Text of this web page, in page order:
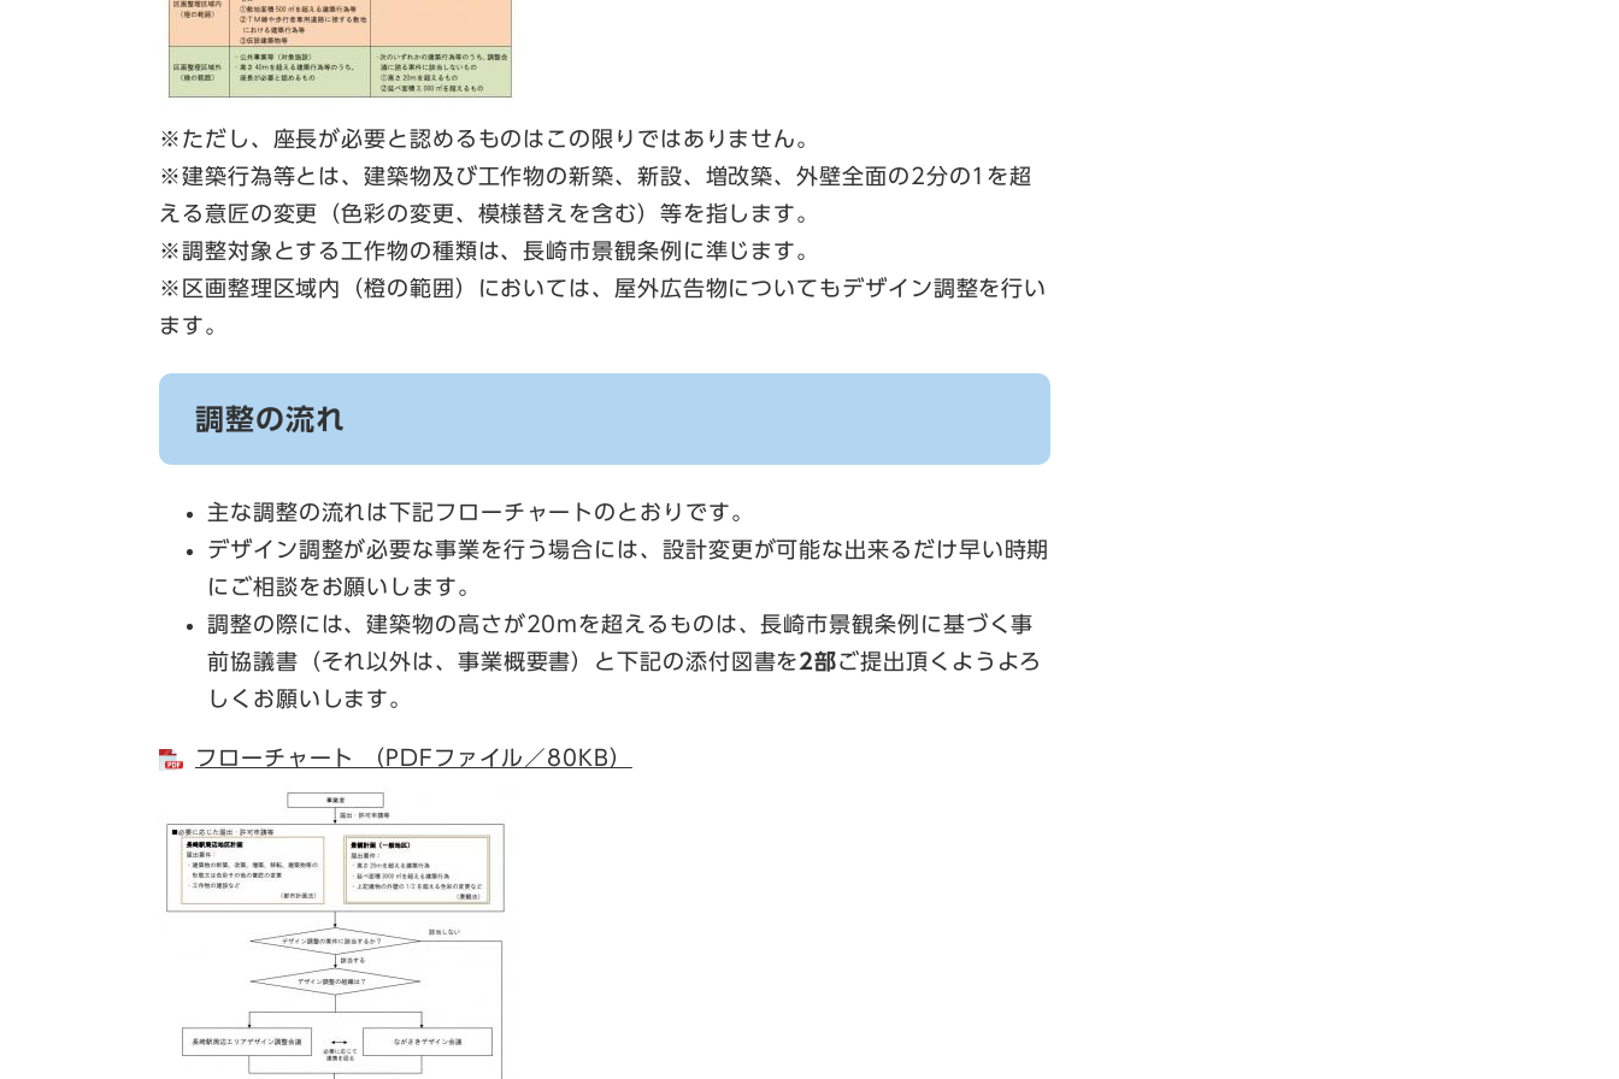
​※ただし、座長が必要と認めるものはこの限りではありません。
※建築行為等とは、建築物及び工作物の新築、新設、増改築、外壁全面の2分の1を超
える意匠の変更（色彩の変更、模様替えを含む）等を指します。
※調整対象とする工作物の種類は、長崎市景観条例に準じます。
※区画整理区域内（橙の範囲）においては、屋外広告物についてもデザイン調整を行い
ます。
調整の流れ
主な調整の流れは下記フローチャートのとおりです。
デザイン調整が必要な事業を行う場合には、設計変更が可能な出来るだけ早い時期
にご相談をお願いします。
調整の際には、建築物の高さが20mを超えるものは、長崎市景観条例に基づく事
前協議書（それ以外は、事業概要書）と下記の添付図書を2部ご提出頂くようよろ
しくお願いします。
フローチャート （PDFファイル／80KB）